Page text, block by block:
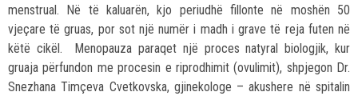
menstrual. Në të kaluarën, kjo periudhë fillonte në moshën 50
vjeçare të gruas, por sot një numër i madh i grave të reja futen në
këtë cikël. Menopauza paraqet një proces natyral biologjik, kur
gruaja përfundon me procesin e riprodhimit (ovulimit), shpjegon Dr.
Snezhana Timçeva Cvetkovska, gjinekologe – akushere në spitalin